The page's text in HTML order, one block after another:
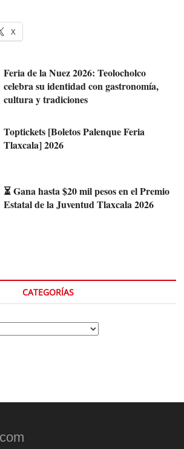
X
Feria de la Nuez 2026: Teolocholco
celebra su identidad con gastronomía,
cultura y tradiciones
Toptickets [Boletos Palenque Feria
Tlaxcala] 2026
⏳ Gana hasta $20 mil pesos en el Premio
Estatal de la Juventud Tlaxcala 2026
CATEGORÍAS